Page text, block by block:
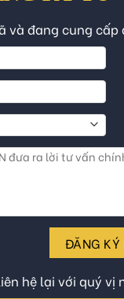
và đang cung
ĐĂNG KÝ
hệ lại với quý